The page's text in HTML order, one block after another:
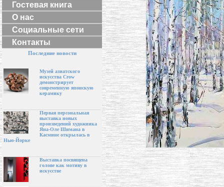
Гостевая книга
О нас
Социальные сети
Контакты
Последние новости
Музей азиатского
искусства Crow
демонстрирует
современную японскую
керамику
Первая персональная
выставка новых
произведений художника
Яна-Оле Шимана в
Касмине открылась в
Нью-Йорке
Выставка посвящена
голове как мотиву в
искусстве